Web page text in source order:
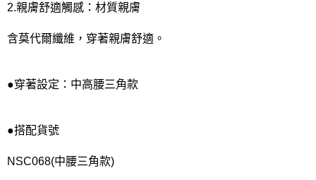
2.親膚舒適觸感：材質親膚
含莫代爾纖維，穿著親膚舒適。
●穿著設定：中高腰三角款
●搭配貨號
NSC068(中腰三角款)